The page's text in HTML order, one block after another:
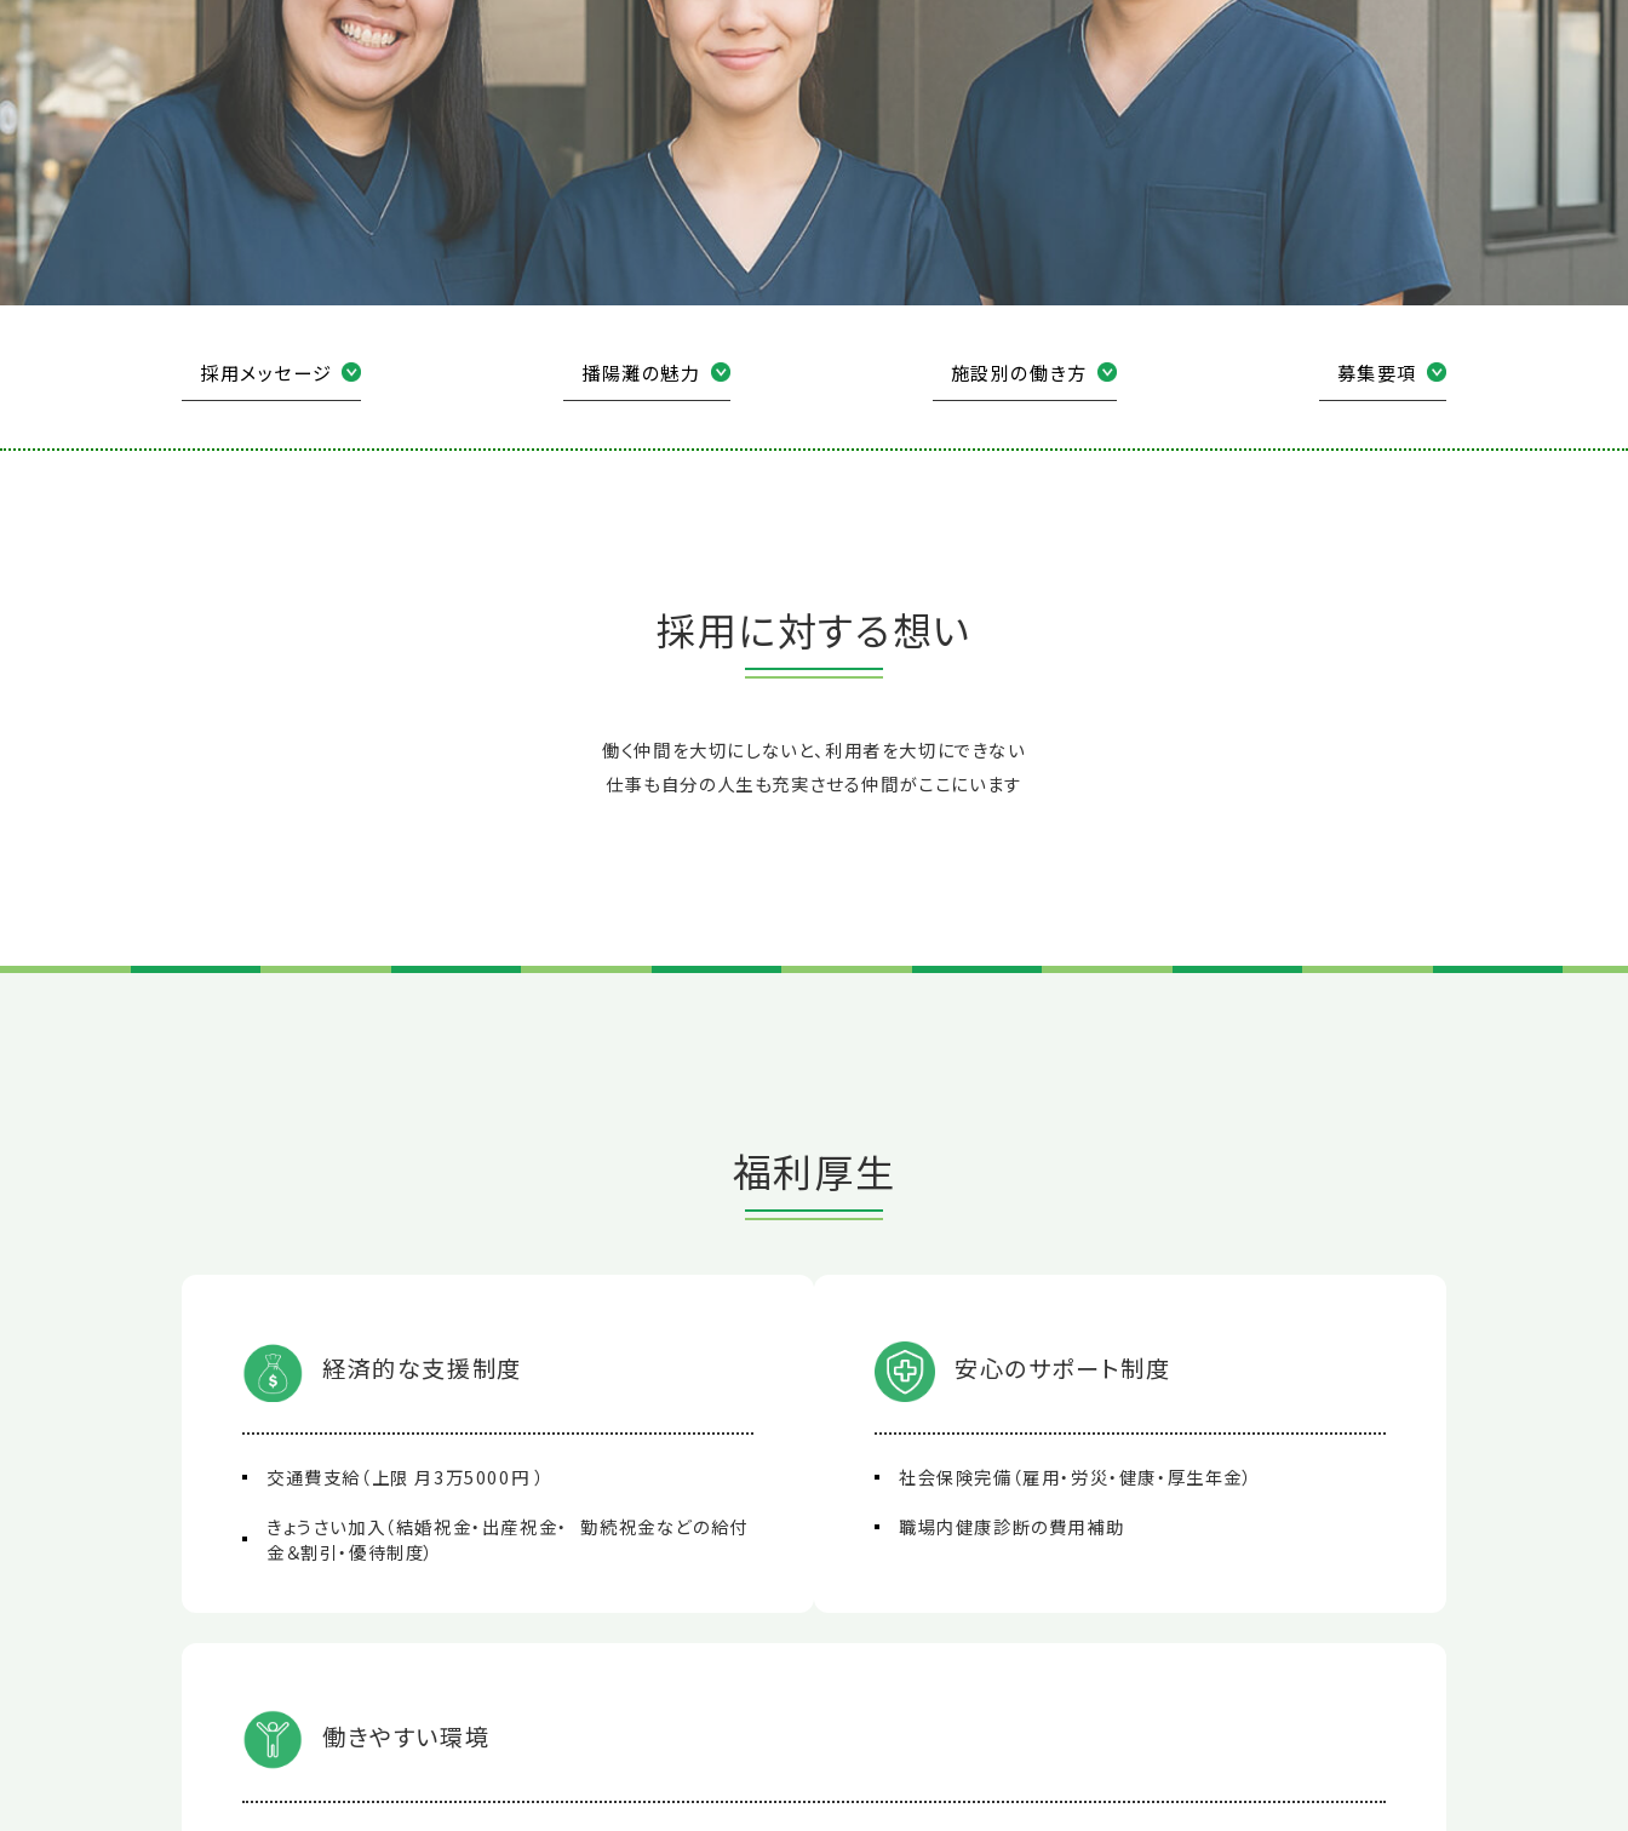
採用メッセージ 播陽灘の魅力 施設別の働き方 募集要項
採用に対する想い
働く仲間を大切にしないと、利用者を大切にできない
仕事も自分の人生も充実させる仲間がここにいます
福利厚生
経済的な支援制度
交通費支給（上限 月3万5000円 ）
きょうさい加入（結婚祝金・出産祝金・ 勤続祝金などの給付
金＆割引・優待制度）
安心のサポート制度
社会保険完備（雇用・労災・健康・厚生年金）
職場内健康診断の費用補助
働きやすい環境